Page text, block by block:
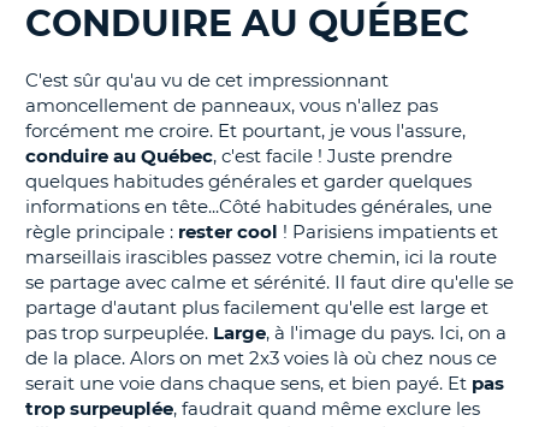
RECHERCHER
DES
CONDUIRE AU QUÉBEC
C'est sûr qu'au vu de cet impressionnant
amoncellement de panneaux, vous n'allez pas
forcément me croire. Et pourtant, je vous l'assure,
conduire au Québec, c'est facile ! Juste prendre
quelques habitudes générales et garder quelques
informations en tête...Côté habitudes générales, une
règle principale : rester cool ! Parisiens impatients et
marseillais irascibles passez votre chemin, ici la route
se partage avec calme et sérénité. Il faut dire qu'elle se
partage d'autant plus facilement qu'elle est large et
pas trop surpeuplée. Large, à l'image du pays. Ici, on a
de la place. Alors on met 2x3 voies là où chez nous ce
serait une voie dans chaque sens, et bien payé. Et pas
trop surpeuplée, faudrait quand même exclure les